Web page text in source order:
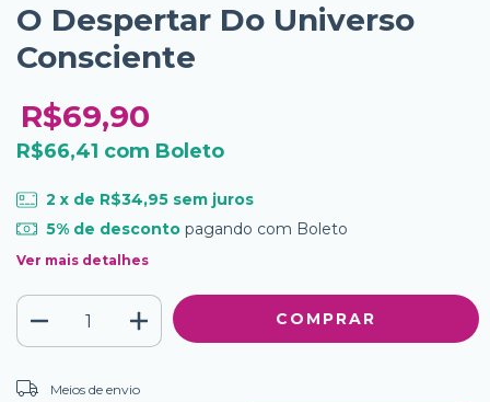
O Despertar Do Universo
Consciente
R$69,90
R$66,41 com Boleto
2 x de R$34,95 sem juros
5% de descontopagando com Boleto
Ver mais detalhes
Entregas para o CEP:
Meios de envio